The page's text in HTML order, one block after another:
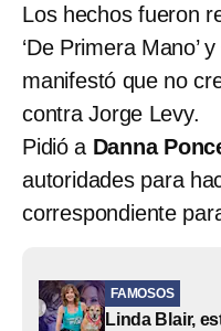
Los hechos fueron
‘De Primera Mano’ y
manifestó que no
contra Jorge Levy.
Pidió a Danna
autoridades para
correspondiente
FAMOSOS
Linda Blair,